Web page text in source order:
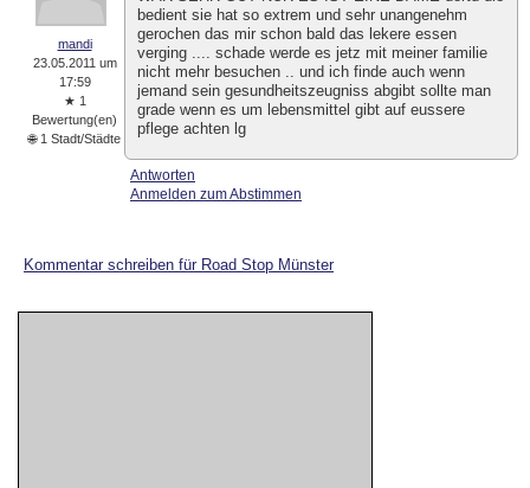
mandi
23.05.2011 um
17:59
★ 1
Bewertung(en)
🌐 1 Stadt/Städte
bedient sie hat so extrem und sehr unangenehm
gerochen das mir schon bald das lekere essen
verging .... schade werde es jetz mit meiner familie
nicht mehr besuchen .. und ich finde auch wenn
jemand sein gesundheitszeugniss abgibt sollte man
grade wenn es um lebensmittel gibt auf eussere
pflege achten lg
Antworten
Anmelden zum Abstimmen
Kommentar schreiben für Road Stop Münster